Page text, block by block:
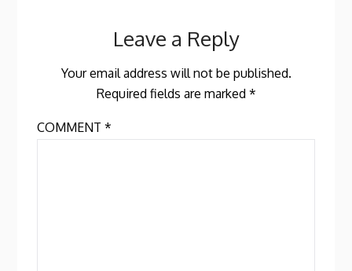
Leave a Reply
Your email address will not be published.
Required fields are marked *
COMMENT*